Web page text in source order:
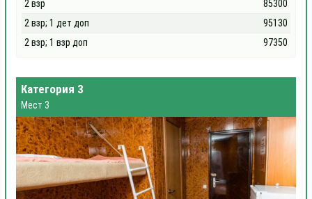
2 взр
85300
2 взр; 1 дет доп
95130
2 взр; 1 взр доп
97350
Категория 3
Мест 3